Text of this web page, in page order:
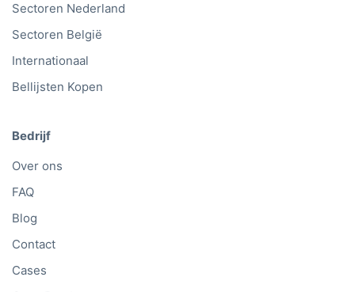
Sectoren Nederland
Sectoren België
Internationaal
Bellijsten Kopen
Bedrijf
Over ons
FAQ
Blog
Contact
Cases